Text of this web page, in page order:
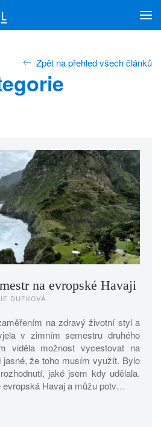
Zpět na přehled všech článků
na evropské Havaji
DUFKOVÁ
na zdravý životní styl a
v zimním semestru druhého
viděla možnost vycestovat na
jasné, že toho musím využít. Bylo
jaké jsem kdy udělala.
evropská Havaj a můžu potv…